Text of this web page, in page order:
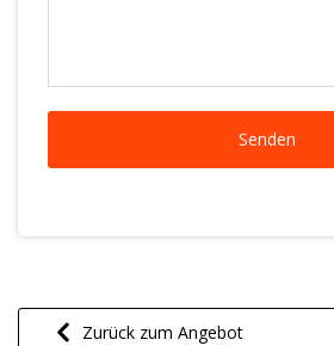
Zurück zum Angebot